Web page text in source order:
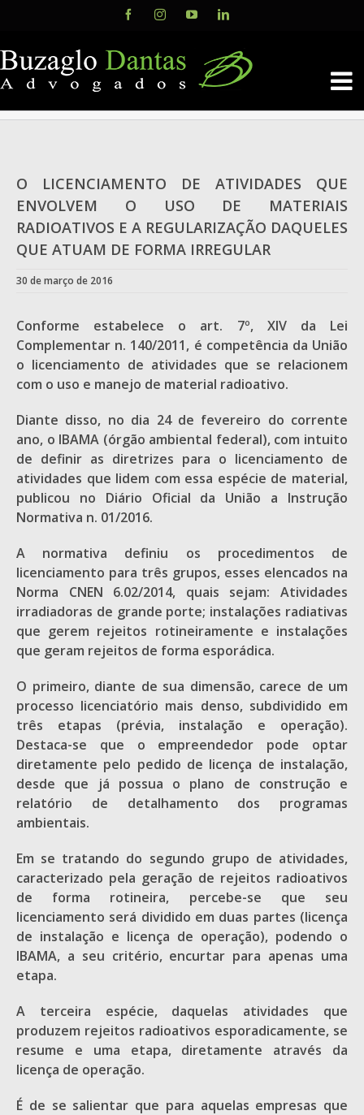
content
FacebookInstagramYouTubeLinkedIn
O LICENCIAMENTO DE ATIVIDADES QUE
ENVOLVEM O USO DE MATERIAIS
RADIOATIVOS E A REGULARIZAÇÃO DAQUELES
QUE ATUAM DE FORMA IRREGULAR
30 de março de 2016
Conforme estabelece o art. 7º, XIV da Lei
Complementar n. 140/2011, é competência da União
o licenciamento de atividades que se relacionem
com o uso e manejo de material radioativo.
Diante disso, no dia 24 de fevereiro do corrente
ano, o IBAMA (órgão ambiental federal), com intuito
de definir as diretrizes para o licenciamento de
atividades que lidem com essa espécie de material,
publicou no Diário Oficial da União a Instrução
Normativa n. 01/2016.
A normativa definiu os procedimentos de
licenciamento para três grupos, esses elencados na
Norma CNEN 6.02/2014, quais sejam: Atividades
irradiadoras de grande porte; instalações radiativas
que gerem rejeitos rotineiramente e instalações
que geram rejeitos de forma esporádica.
O primeiro, diante de sua dimensão, carece de um
processo licenciatório mais denso, subdividido em
três etapas (prévia, instalação e operação).
Destaca-se que o empreendedor pode optar
diretamente pelo pedido de licença de instalação,
desde que já possua o plano de construção e
relatório de detalhamento dos programas
ambientais.
Em se tratando do segundo grupo de atividades,
caracterizado pela geração de rejeitos radioativos
de forma rotineira, percebe-se que seu
licenciamento será dividido em duas partes (licença
de instalação e licença de operação), podendo o
IBAMA, a seu critério, encurtar para apenas uma
etapa.
A terceira espécie, daquelas atividades que
produzem rejeitos radioativos esporadicamente, se
resume e uma etapa, diretamente através da
licença de operação.
É de se salientar que para aquelas empresas que